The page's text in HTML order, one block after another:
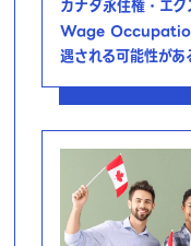
カナダ永住権・エ
Wage
遇される可能性が